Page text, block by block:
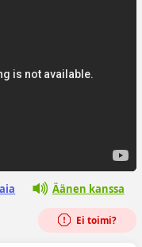
Äänen kanssa
Ei toimi?